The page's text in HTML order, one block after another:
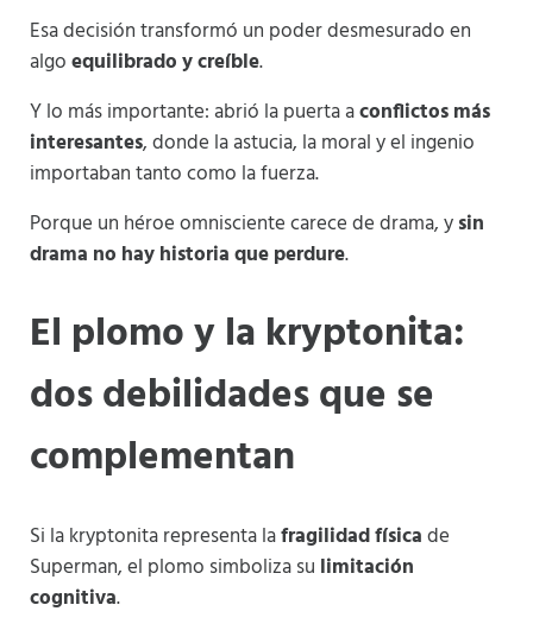
Esa decisión transformó un poder desmesurado en
algoequilibrado y creíble.
Y lo más importante: abrió la puerta aconflictos más
interesantes, donde la astucia, la moral y el ingenio
importaban tanto como la fuerza.
Porque un héroe omnisciente carece de drama, ysin
drama no hay historia que perdure.
El plomo y la kryptonita:
dos debilidades que se
complementan
Si la kryptonita representa lafragilidad físicade
Superman, el plomo simboliza su limitación
cognitiva.